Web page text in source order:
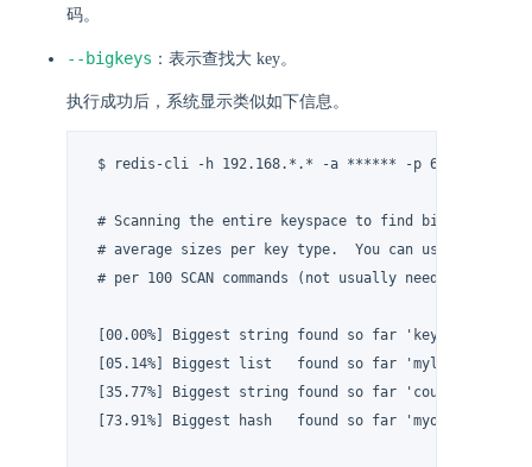
码。
--bigkeys ：表示查找大 key。
执行成功后，系统显示类似如下信息。
$ redis-cli -h 192.168.*.* -a ****** -p 6379 --
# Scanning the entire keyspace to find biggest keys
# average sizes per key type.  You can use -i 0.1
# per 100 SCAN commands (not usually needed).
[00.00%] Biggest string found so far 'key-419' with
[05.14%] Biggest list   found so far 'mylist' with
[35.77%] Biggest string found so far
[73.91%] Biggest hash   found so far 'myobject'